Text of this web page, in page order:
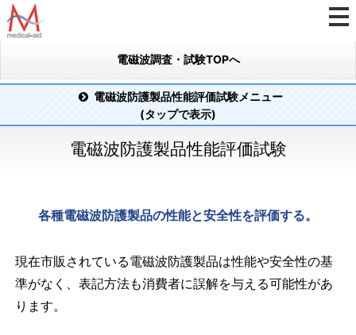
電磁波調査・試験TOPへ
電磁波防護製品性能評価試験メニュー
(タップで表示)
電磁波防護製品性能評価試験
各種電磁波防護製品の性能と安全性を評価する。
現在市販されている電磁波防護製品は性能や安全性の基
準がなく、表記方法も消費者に誤解を与える可能性があ
ります。